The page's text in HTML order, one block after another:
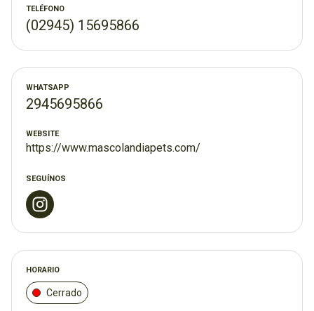
TELÉFONO
(02945) 15695866
WHATSAPP
2945695866
WEBSITE
https://www.mascolandiapets.com/
SEGUÍNOS
HORARIO
Cerrado